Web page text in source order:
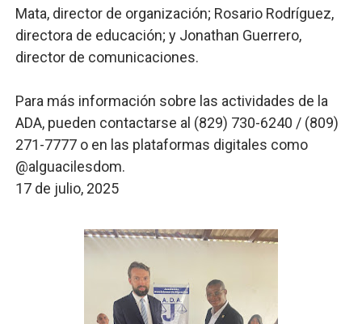
Mata, director de organización; Rosario Rodríguez,
directora de educación; y Jonathan Guerrero,
director de comunicaciones.
Para más información sobre las actividades de la
ADA, pueden contactarse al (829) 730-6240 / (809)
271-7777 o en las plataformas digitales como
@alguacilesdom.
17 de julio, 2025